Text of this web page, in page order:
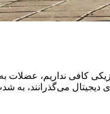
کافی نداریم، عضلات به
دیجیتال می‌گذرانند، به